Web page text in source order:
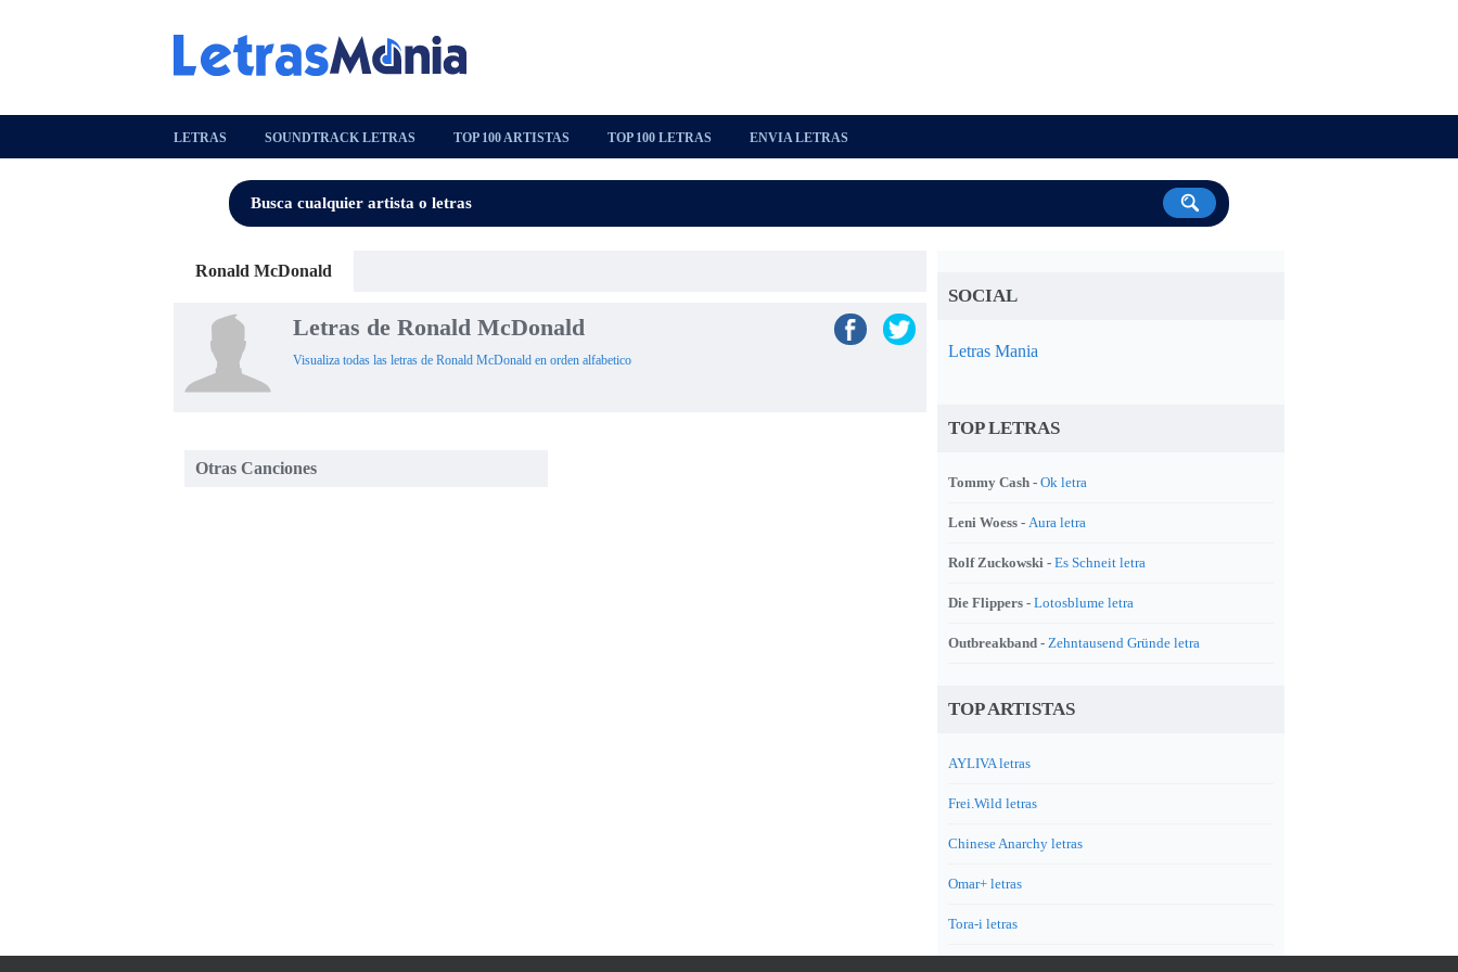
LETRAS SOUNDTRACK LETRAS TOP 100 ARTISTAS TOP 100 LETRAS ENVIA LETRAS
Ronald McDonald
Letras de Ronald McDonald
Visualiza todas las letras de Ronald McDonald en orden alfabetico
Otras Canciones
SOCIAL
Letras Mania
TOP LETRAS
Tommy Cash - Ok letra
Leni Woess - Aura letra
Rolf Zuckowski - Es Schneit letra
Die Flippers - Lotosblume letra
Outbreakband - Zehntausend Gründe letra
TOP ARTISTAS
AYLIVA letras
Frei.Wild letras
Chinese Anarchy letras
Omar+ letras
Tora-i letras